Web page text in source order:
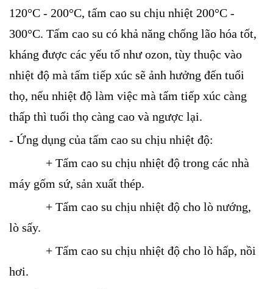
120°C - 200°C, tấm cao su chịu nhiệt 200°C -
300°C. Tấm cao su có khả năng chống lão hóa tốt,
kháng được các yếu tố như ozon, tùy thuộc vào
nhiệt độ mà tấm tiếp xúc sẽ ảnh hưởng đến tuổi
thọ, nếu nhiệt độ làm việc mà tấm tiếp xúc càng
thấp thì tuổi thọ càng cao và ngược lại.
- Ứng dụng của tấm cao su chịu nhiệt độ:
+ Tấm cao su chịu nhiệt độ trong các nhà
máy gốm sứ, sản xuất thép.
+ Tấm cao su chịu nhiệt độ cho lò nướng,
lò sấy.
+ Tấm cao su chịu nhiệt độ cho lò hấp, nồi
hơi.